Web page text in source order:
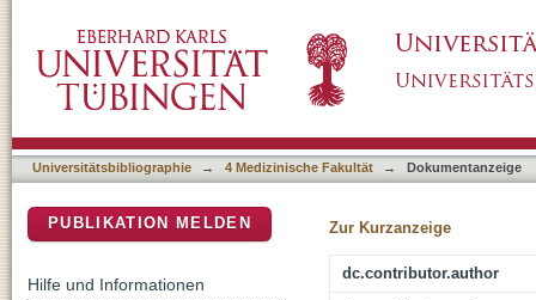
pNfH: A Longitudinal Multicentre Study
Universitätsbibliographie → 4 Medizinische Fakultät → Dokumentanzeige
Zur Kurzanzeige
dc.contributor.author
PUBLIKATION MELDEN
Hilfe und Informationen